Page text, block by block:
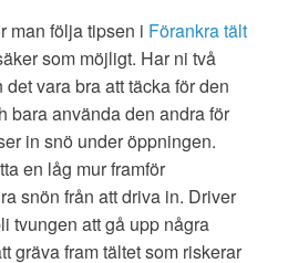
man följa tipsen i Förankra tält
som möjligt. Har ni två
vara bra att täcka för den
bara använda den andra för
in snö under öppningen.
en låg mur framför
snön från att driva in. Driver
tvungen att gå upp några
gräva fram tältet som riskerar